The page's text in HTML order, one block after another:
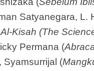
Satyanegara, L.
Kisah (The
Permana (
Syamsurrijal (